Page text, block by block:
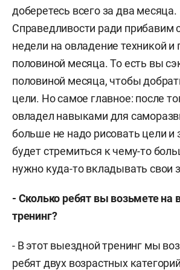
доберетесь всего за два месяца.
Справедливости ради прибавим
недели на овладение техникой и
половиной месяца. То есть вы
половиной месяца, чтобы
цели. Но самое главное: после
овладел навыками для
больше не надо рисовать цели и
будет стремиться к чему-то
нужно куда-то вкладывать свои
- Сколько ребят вы возьмете на
тренинг?
- В этот выездной тренинг мы
ребят двух возрастных